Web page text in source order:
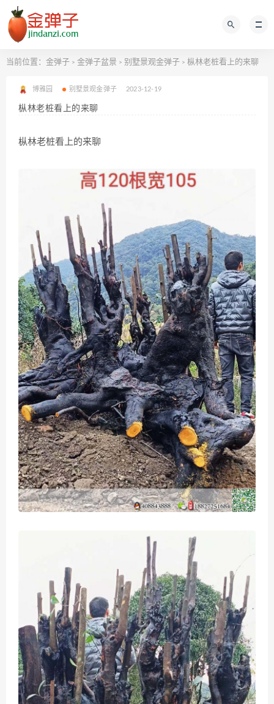
当前位置： 金弹子 > 金弹子盆景 > 别墅景观金弹子 > 枞林老桩看上的来聊
博雅园 别墅景观金弹子 2023-12-19
枞林老桩看上的来聊
枞林老桩看上的来聊